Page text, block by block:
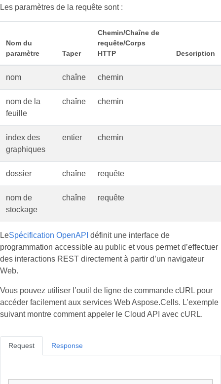
Les paramètres de la requête sont :
Nom du
paramètre
Taper
Chemin/Chaîne de
requête/Corps
HTTP
Description
nom chaîne chemin
nom de la
feuille
chaîne chemin
index des
graphiques
entier chemin
dossier chaîne requête
nom de
stockage
chaîne requête
LeSpécification OpenAPI définit une interface de
programmation accessible au public et vous permet d’effectuer
des interactions REST directement à partir d’un navigateur
Web.
Vous pouvez utiliser l’outil de ligne de commande cURL pour
accéder facilement aux services Web Aspose.Cells. L’exemple
suivant montre comment appeler le Cloud API avec cURL.
Request Response